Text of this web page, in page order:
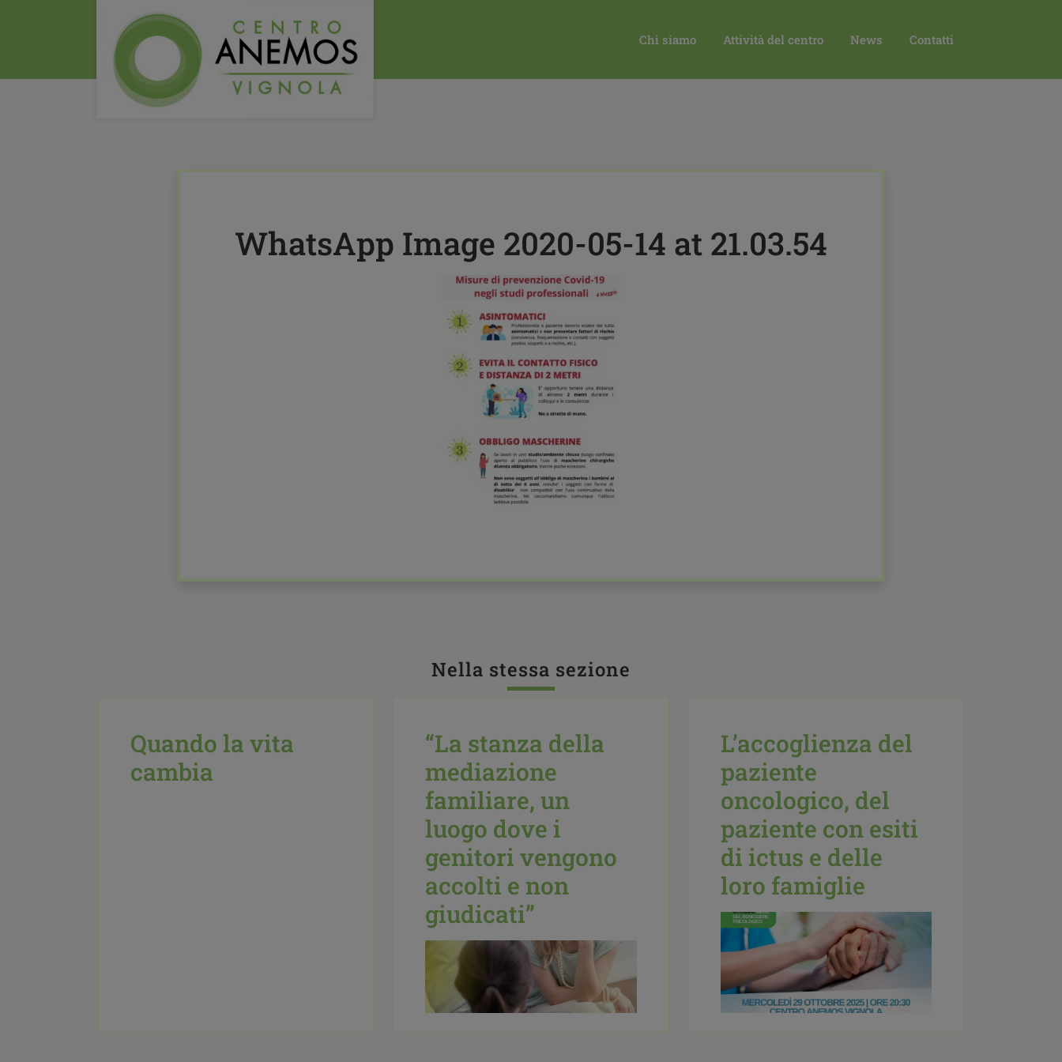
Chi siamo Attività del centro News Contatti
HOME 2020 05
WhatsApp Image 2020-05-14 at 21.03.54
Nella stessa sezione
Quando la vita
cambia
“La stanza della
mediazione
familiare, un
luogo dove i
genitori vengono
accolti e non
giudicati”
L’accoglienza del
paziente
oncologico, del
paziente con esiti
di ictus e delle
loro famiglie